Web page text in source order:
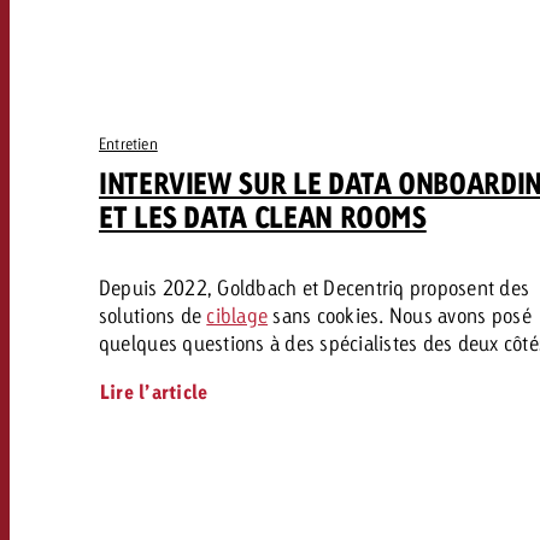
Entretien
INTERVIEW SUR LE DATA
ET LES DATA CLEAN ROOMS
Depuis 2022, Goldbach et Decentriq proposent des
solutions de ciblagesans cookies. Nous avons posé
quelques questions à des spécialistes des deux
Lire l’article